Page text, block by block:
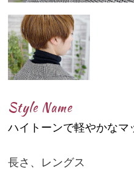
Style Name
ハイトーンで軽やかなマ
長さ、レングス